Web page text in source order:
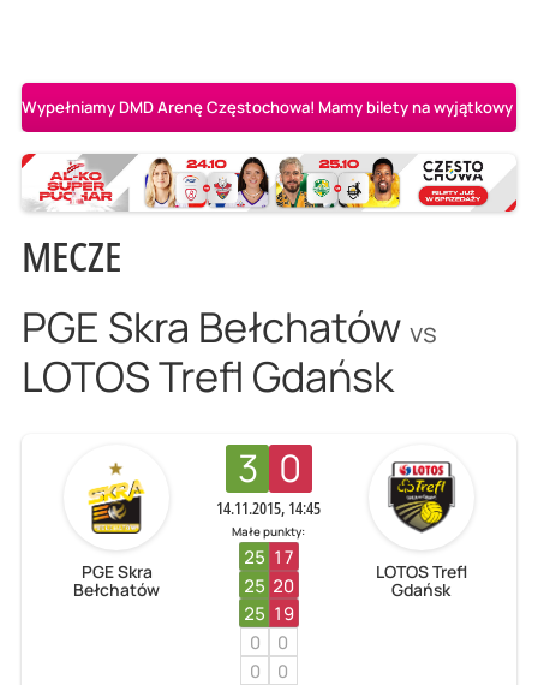
Wypełniamy DMD Arenę Częstochowa! Mamy bilety na wyjątkowy
MECZE
PGE Skra Bełchatów vs
LOTOS Trefl Gdańsk
PGE Skra
Bełchatów
3 0
14.11.2015, 14:45
Małe punkty:
25 17
25 20
25 19
0
0
0
0
LOTOS Trefl
Gdańsk